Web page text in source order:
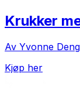
Krukker
Av Yvonne
Kjøp her